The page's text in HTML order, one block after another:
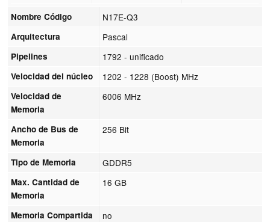
Nombre Código N17E-Q3
Arquitectura Pascal
Pipelines 1792 - unificado
Velocidad del núcleo 1202 - 1228 (Boost) MHz
Velocidad de
Memoria
6006 MHz
Ancho de Bus de
Memoria
256 Bit
Tipo de Memoria GDDR5
Max. Cantidad de
Memoria
16 GB
Memoria Compartida no